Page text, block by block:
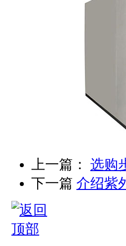
上一篇： 选购
下一篇 介绍紫